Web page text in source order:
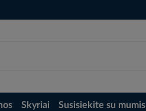
Skyriai Susisiekite su mumis